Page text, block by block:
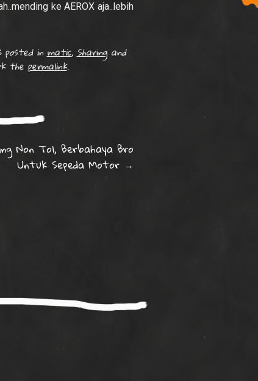
ke AEROX aja..lebih
posted inmatic,Sharingand
thepermalink.
Non Tol, Berbahaya Bro
Untuk Sepeda Motor →